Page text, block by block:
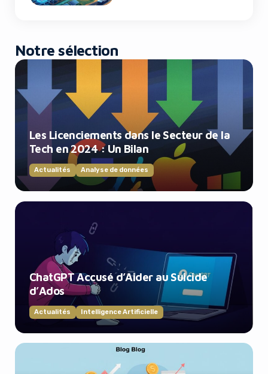
Notre sélection
Les Licenciements dans le Secteur de la
Tech en 2024 : Un Bilan
Actualités Analyse de données
ChatGPT Accusé d’Aider au Suicide
d’Ados
Actualités Intelligence Artificielle